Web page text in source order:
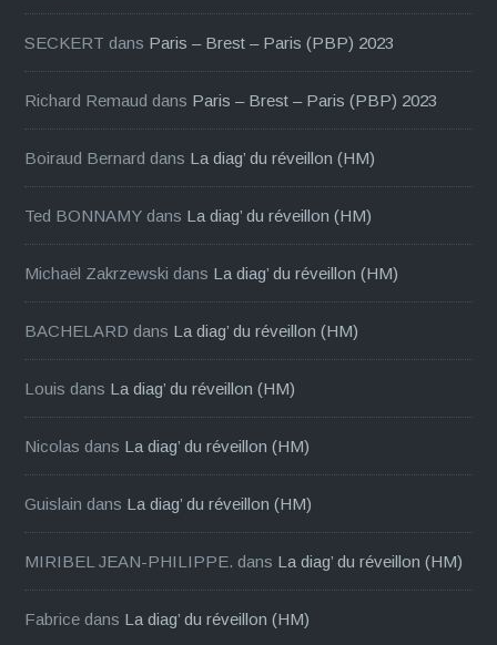
SECKERT dans Paris – Brest – Paris (PBP) 2023
Richard Remaud dans Paris – Brest – Paris (PBP) 2023
Boiraud Bernard dans La diag’ du réveillon (HM)
Ted BONNAMY dans La diag’ du réveillon (HM)
Michaël Zakrzewski dans La diag’ du réveillon (HM)
BACHELARD dans La diag’ du réveillon (HM)
Louis dans La diag’ du réveillon (HM)
Nicolas dans La diag’ du réveillon (HM)
Guislain dans La diag’ du réveillon (HM)
MIRIBEL JEAN-PHILIPPE. dans La diag’ du réveillon (HM)
Fabrice dans La diag’ du réveillon (HM)